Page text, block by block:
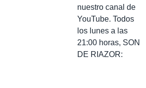
nuestro canal de
YouTube. Todos
los lunes a las
21:00 horas, SON
DE RIAZOR: